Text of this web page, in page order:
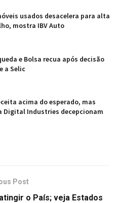
usados desacelera para alta
mostra IBV Auto
e Bolsa recua após decisão
a Selic
acima do esperado, mas
Digital Industries decepcionam
Post
o País; veja Estados